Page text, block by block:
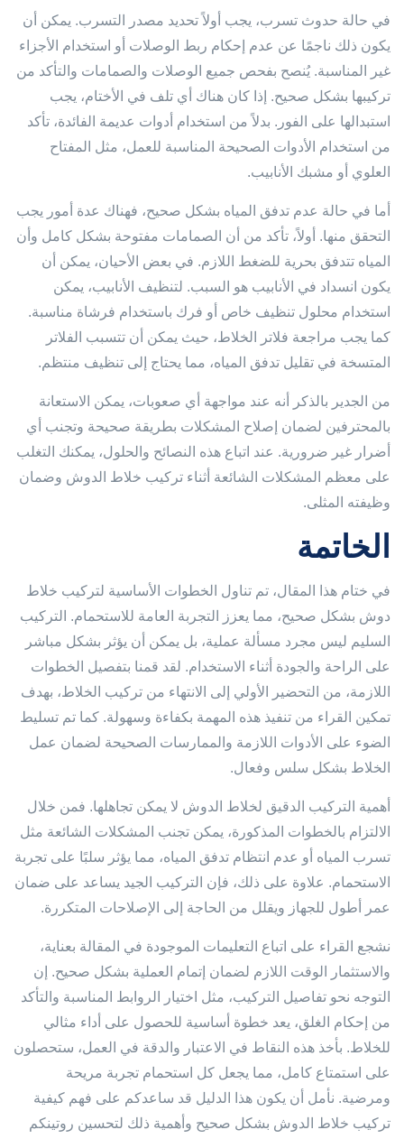
في حالة حدوث تسرب، يجب أولاً تحديد مصدر التسرب. يمكن أن
يكون ذلك ناجمًا عن عدم إحكام ربط الوصلات أو استخدام الأجزاء
غير المناسبة. يُنصح بفحص جميع الوصلات والصمامات والتأكد من
تركيبها بشكل صحيح. إذا كان هناك أي تلف في الأختام، يجب
استبدالها على الفور. بدلاً من استخدام أدوات عديمة الفائدة، تأكد
من استخدام الأدوات الصحيحة المناسبة للعمل، مثل المفتاح
العلوي أو مشبك الأنابيب.
أما في حالة عدم تدفق المياه بشكل صحيح، فهناك عدة أمور يجب
التحقق منها. أولاً، تأكد من أن الصمامات مفتوحة بشكل كامل وأن
المياه تتدفق بحرية للضغط اللازم. في بعض الأحيان، يمكن أن
يكون انسداد في الأنابيب هو السبب. لتنظيف الأنابيب، يمكن
استخدام محلول تنظيف خاص أو فرك باستخدام فرشاة مناسبة.
كما يجب مراجعة فلاتر الخلاط، حيث يمكن أن تتسبب الفلاتر
المتسخة في تقليل تدفق المياه، مما يحتاج إلى تنظيف منتظم.
من الجدير بالذكر أنه عند مواجهة أي صعوبات، يمكن الاستعانة
بالمحترفين لضمان إصلاح المشكلات بطريقة صحيحة وتجنب أي
أضرار غير ضرورية. عند اتباع هذه النصائح والحلول، يمكنك التغلب
على معظم المشكلات الشائعة أثناء تركيب خلاط الدوش وضمان
وظيفته المثلى.
الخاتمة
في ختام هذا المقال، تم تناول الخطوات الأساسية لتركيب خلاط
دوش بشكل صحيح، مما يعزز التجربة العامة للاستحمام. التركيب
السليم ليس مجرد مسألة عملية، بل يمكن أن يؤثر بشكل مباشر
على الراحة والجودة أثناء الاستخدام. لقد قمنا بتفصيل الخطوات
اللازمة، من التحضير الأولي إلى الانتهاء من تركيب الخلاط، بهدف
تمكين القراء من تنفيذ هذه المهمة بكفاءة وسهولة. كما تم تسليط
الضوء على الأدوات اللازمة والممارسات الصحيحة لضمان عمل
الخلاط بشكل سلس وفعال.
أهمية التركيب الدقيق لخلاط الدوش لا يمكن تجاهلها. فمن خلال
الالتزام بالخطوات المذكورة، يمكن تجنب المشكلات الشائعة مثل
تسرب المياه أو عدم انتظام تدفق المياه، مما يؤثر سلبًا على تجربة
الاستحمام. علاوة على ذلك، فإن التركيب الجيد يساعد على ضمان
عمر أطول للجهاز ويقلل من الحاجة إلى الإصلاحات المتكررة.
نشجع القراء على اتباع التعليمات الموجودة في المقالة بعناية،
والاستثمار الوقت اللازم لضمان إتمام العملية بشكل صحيح. إن
التوجه نحو تفاصيل التركيب، مثل اختيار الروابط المناسبة والتأكد
من إحكام الغلق، يعد خطوة أساسية للحصول على أداء مثالي
للخلاط. بأخذ هذه النقاط في الاعتبار والدقة في العمل، ستحصلون
على استمتاع كامل، مما يجعل كل استحمام تجربة مريحة
ومرضية. نأمل أن يكون هذا الدليل قد ساعدكم على فهم كيفية
تركيب خلاط الدوش بشكل صحيح وأهمية ذلك لتحسين روتينكم